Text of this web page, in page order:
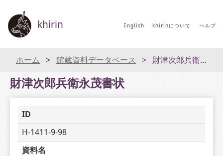
khirin English khirinについて ヘルプ
ホーム 館蔵資料データベース 財津次郎兵衛永茂書状
財津次郎兵衛永茂書状
ID
H-1411-9-98
資料名